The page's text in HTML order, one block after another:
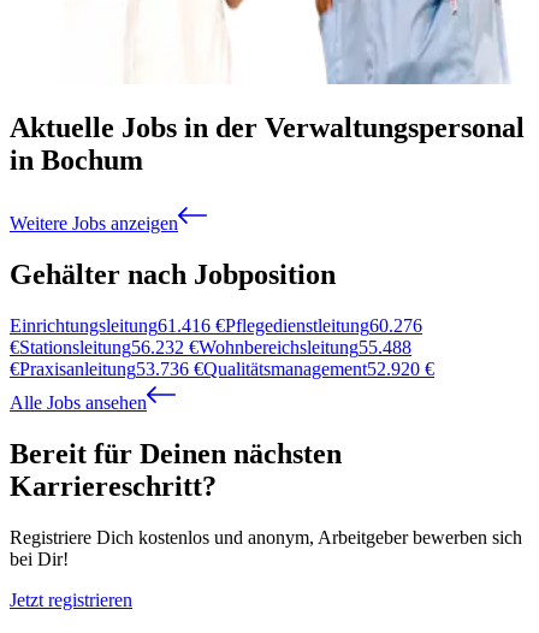
Aktuelle Jobs in der Verwaltungspersonal
in Bochum
Weitere Jobs anzeigen
Gehälter nach Jobposition
Einrichtungsleitung61.416 €Pflegedienstleitung60.276
€Stationsleitung56.232 €Wohnbereichsleitung55.488
€Praxisanleitung53.736 €Qualitätsmanagement52.920 €
Alle Jobs ansehen
Bereit für Deinen nächsten
Karriereschritt?
Registriere Dich kostenlos und anonym, Arbeitgeber bewerben sich
bei Dir!
Jetzt registrieren